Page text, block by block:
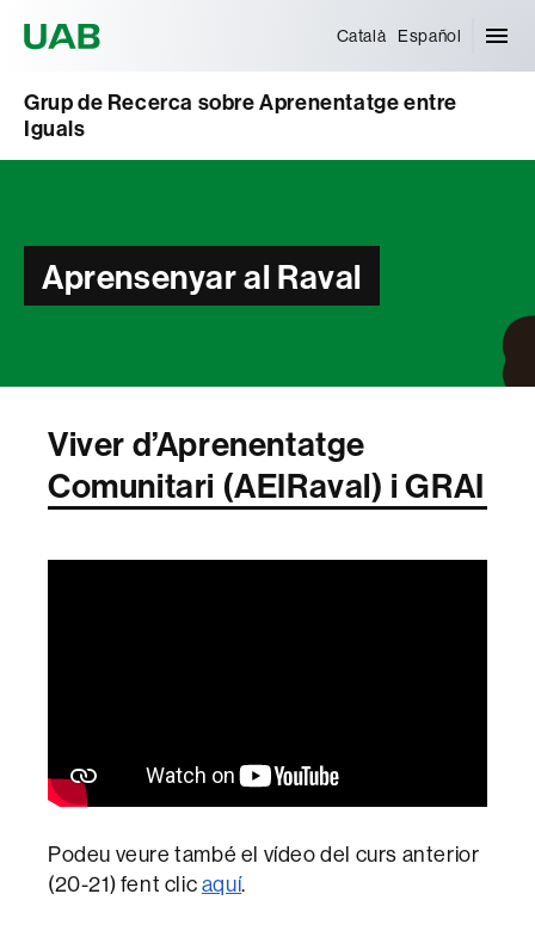
Català Español
Grup de Recerca sobre Aprenentatge entre
Iguals
Aprensenyar al Raval
Viver d’Aprenentatge
Comunitari (AEIRaval) i GRAI
Podeu veure també el vídeo del curs anterior
(20-21) fent clicaquí.